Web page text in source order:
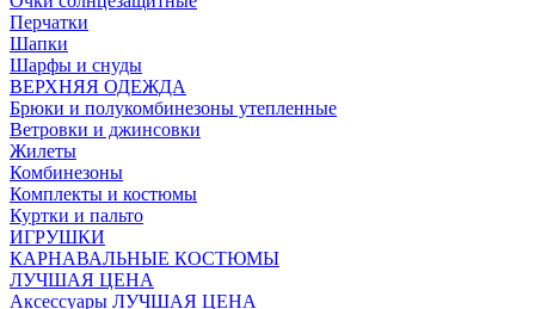
Перчатки
Шапки
Шарфы и снуды
ВЕРХНЯЯ ОДЕЖДА
Брюки и полукомбинезоны утепленные
Ветровки и джинсовки
Жилеты
Комбинезоны
Комплекты и костюмы
Куртки и пальто
ИГРУШКИ
КАРНАВАЛЬНЫЕ КОСТЮМЫ
ЛУЧШАЯ ЦЕНА
Аксессуары ЛУЧШАЯ ЦЕНА